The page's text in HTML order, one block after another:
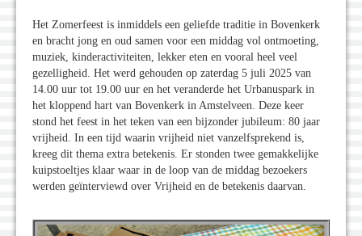
Het Zomerfeest is inmiddels een geliefde traditie in Bovenkerk
en bracht jong en oud samen voor een middag vol ontmoeting,
muziek, kinderactiviteiten, lekker eten en vooral heel veel
gezelligheid. Het werd gehouden op zaterdag 5 juli 2025 van
14.00 uur tot 19.00 uur en het veranderde het Urbanuspark in
het kloppend hart van Bovenkerk in Amstelveen. Deze keer
stond het feest in het teken van een bijzonder jubileum: 80 jaar
vrijheid. In een tijd waarin vrijheid niet vanzelfsprekend is,
kreeg dit thema extra betekenis. Er stonden twee gemakkelijke
kuipstoeltjes klaar waar in de loop van de middag bezoekers
werden geïnterviewd over Vrijheid en de betekenis daarvan.